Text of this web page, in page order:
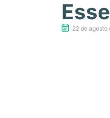
22 de agosto